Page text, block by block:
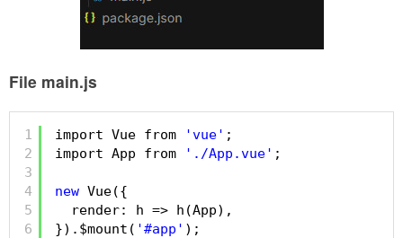
File main.js
1
2
3
4
5
6
import Vue from 'vue' ;
import App from
'./App.vue' ;
new Vue({
render: h => h(App),
}).$mount( '#app' );